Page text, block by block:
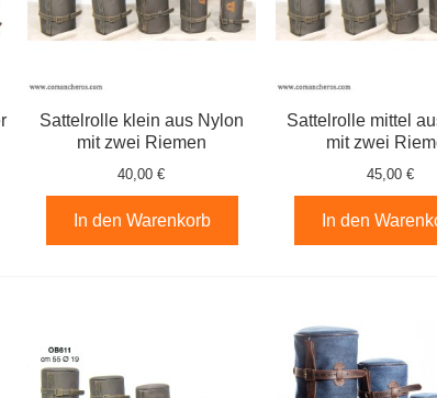
Sattelrolle klein aus Nylon
mit zwei Riemen
40,00 €
In den Warenkorb
Sattelrolle mittel
mit zwei
45,00 €
In den